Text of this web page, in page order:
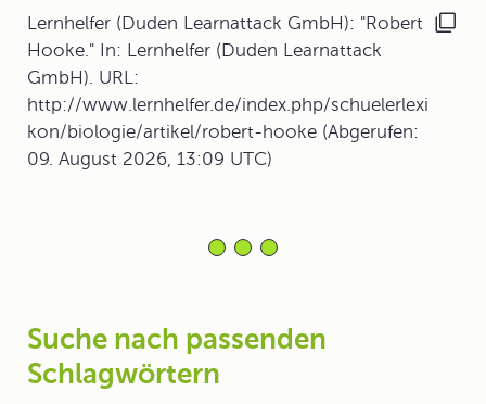
Lernhelfer (Duden Learnattack GmbH): "Robert
Hooke." In: Lernhelfer (Duden Learnattack
GmbH). URL:
http://www.lernhelfer.de/index.php/schuelerlexi
kon/biologie/artikel/robert-hooke (Abgerufen:
09. August 2026, 13:09 UTC)
Suche nach passenden
Schlagwörtern